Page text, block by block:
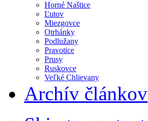
Horné Naštice
Ľutov
Miezgovce
Otrhánky
Podlužany
Pravotice
Prusy
Ruskovce
Veľké Chlievany
Archív článkov